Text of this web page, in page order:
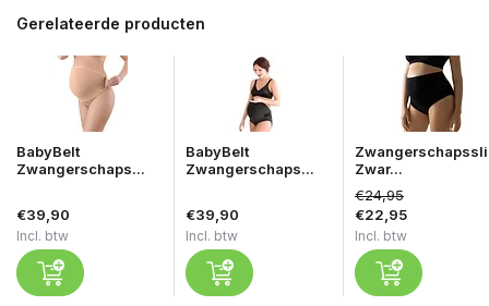
Gerelateerde producten
BabyBelt
Zwangerschaps...
€39,90
Incl. btw
BabyBelt
Zwangerschaps...
€39,90
Incl. btw
Zwar...
€24,95
€22,95
Incl. btw